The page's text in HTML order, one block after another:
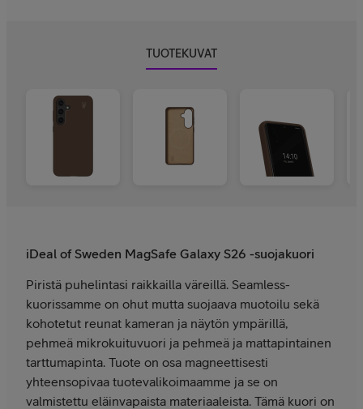
TUOTEKUVAT
iDeal of Sweden MagSafe Galaxy S26 -suojakuori
Piristä puhelintasi raikkailla väreillä. Seamless-
kuorissamme on ohut mutta suojaava muotoilu sekä
kohotetut reunat kameran ja näytön ympärillä,
pehmeä mikrokuituvuori ja pehmeä ja mattapintainen
tarttumapinta. Tuote on osa magneettisesti
yhteensopivaa tuotevalikoimaamme ja se on
valmistettu eläinvapaista materiaaleista. Tämä kuori on